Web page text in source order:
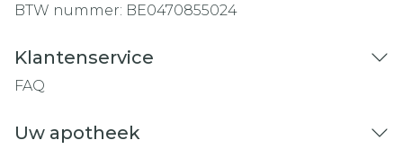
BTW nummer: BE0470855024
Klantenservice
FAQ
Uw apotheek